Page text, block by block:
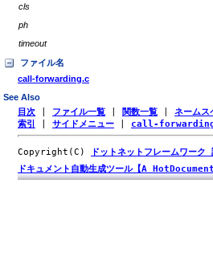
cls
ph
timeout
ファイル名
call-forwarding.c
See Also
目次 ファイル一覧 関数一覧 ネームス
索引
サイドメニュー call-
Copyright(C) ドットネットフレームワーク
ドキュメント自動生成ツール【A HotDocument